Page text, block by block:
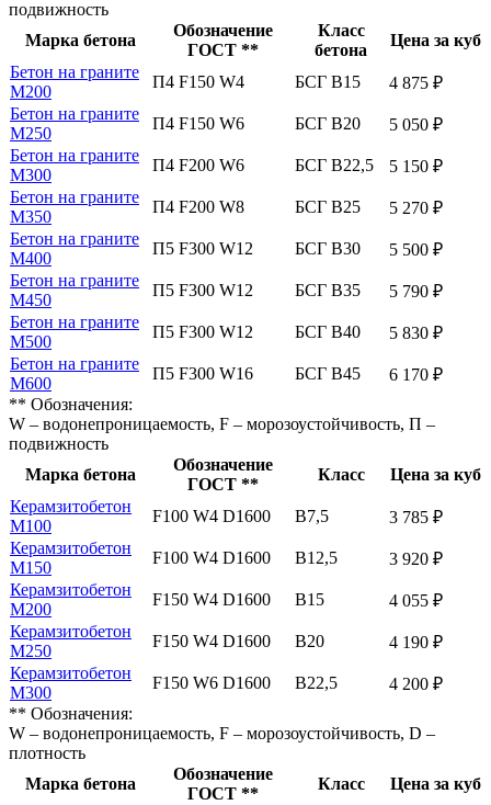
подвижность
Марка бетона
Обозначение
ГОСТ **
Класс
бетона
Цена за куб
Бетон на граните
М200
П4 F150 W4 БСГ В15
4 875 ₽
Бетон на граните
М250
П4 F150 W6 БСГ В20
5 050 ₽
Бетон на граните
М300
П4 F200 W6 БСГ В22,5
5 150 ₽
Бетон на граните
М350
П4 F200 W8 БСГ В25
5 270 ₽
Бетон на граните
М400
П5 F300 W12 БСГ В30
5 500 ₽
Бетон на граните
М450
П5 F300 W12 БСГ В35
5 790 ₽
Бетон на граните
М500
П5 F300 W12 БСГ В40
5 830 ₽
Бетон на граните
М600
П5 F300 W16 БСГ В45
6 170 ₽
** Обозначения:
W – водонепроницаемость, F – морозоустойчивость, П –
подвижность
Марка бетона
Обозначение
ГОСТ **
Класс
Цена за куб
Керамзитобетон
М100
F100 W4 D1600 В7,5
3 785 ₽
Керамзитобетон
М150
F100 W4 D1600 В12,5
3 920 ₽
Керамзитобетон
М200
F150 W4 D1600 В15
4 055 ₽
Керамзитобетон
М250
F150 W4 D1600 В20
4 190 ₽
Керамзитобетон
М300
F150 W6 D1600 В22,5
4 200 ₽
** Обозначения:
W – водонепроницаемость, F – морозоустойчивость, D –
плотность
Марка бетона
Обозначение
ГОСТ **
Класс
Цена за куб